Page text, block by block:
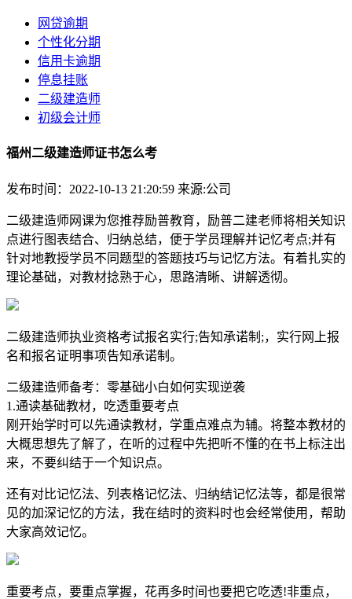
网贷逾期
个性化分期
信用卡逾期
停息挂账
二级建造师
初级会计师
福州二级建造师证书怎么考
发布时间：2022-10-13 21:20:59 来源:公司
二级建造师网课为您推荐励普教育，励普二建老师将相关知识
点进行图表结合、归纳总结，便于学员理解并记忆考点;并有
针对地教授学员不同题型的答题技巧与记忆方法。有着扎实的
理论基础，对教材捻熟于心，思路清晰、讲解透彻。
二级建造师执业资格考试报名实行;告知承诺制;，实行网上报
名和报名证明事项告知承诺制。
二级建造师备考：零基础小白如何实现逆袭
1.通读基础教材，吃透重要考点
刚开始学时可以先通读教材，学重点难点为辅。将整本教材的
大概思想先了解了，在听的过程中先把听不懂的在书上标注出
来，不要纠结于一个知识点。
还有对比记忆法、列表格记忆法、归纳结记忆法等，都是很常
见的加深记忆的方法，我在结时的资料时也会经常使用，帮助
大家高效记忆。
重要考点，要重点掌握，花再多时间也要把它吃透!非重点，